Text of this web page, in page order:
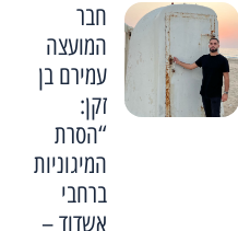
חבר
המועצה
עמירם בן
זקן:
“הסרת
המיגוניות
ברחבי
אשדוד –